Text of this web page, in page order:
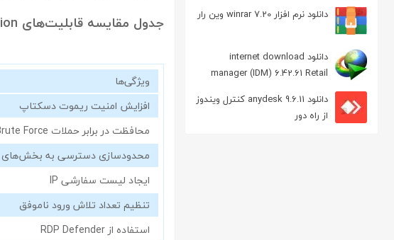
دانلود نرم افزار winrar 7.20 وین رار
دانلود internet download
manager (IDM) 6.42.61 Retail
مدیریت دانلود
دانلود anydesk 9.6.11 کنترل ویندوز
از راه دور
جدول مقایسه قابلیت‌های rds knight protection
ویژگی‌ها
افزایش امنیت ریموت دسکتاپ
محافظت در برابر حملات Brute Force
محدودسازی دسترسی به
ایجاد لیست سفارشی IP
تنظیم تعداد تلاش ورود ناموفق
استفاده از RDP Defender